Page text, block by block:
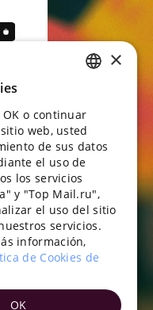
ENGLISH
UKRAINIAN
PORTUGUESE
SPANISH
HUNGARIAN
ITALIAN
×
o continuar
web, usted
de sus datos
el uso de
los servicios
y "Top Mail.ru",
el uso del sitio
servicios.
información,
de Cookies de
OK